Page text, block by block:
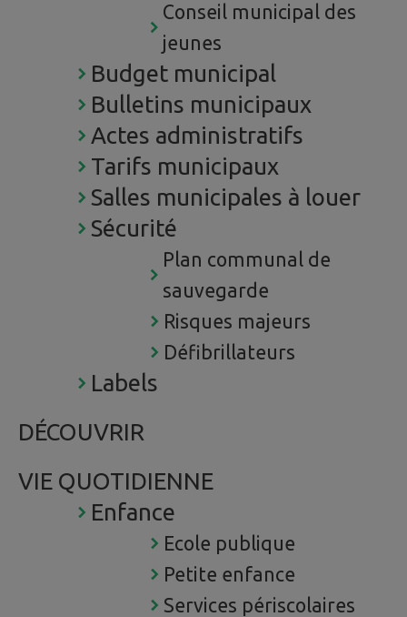
Conseil municipal des
jeunes
Budget municipal
Bulletins municipaux
Actes administratifs
Tarifs municipaux
Salles municipales à louer
Sécurité
Plan communal de
sauvegarde
Risques majeurs
Défibrillateurs
Labels
DÉCOUVRIR
VIE QUOTIDIENNE
Enfance
Ecole publique
Petite enfance
Services périscolaires